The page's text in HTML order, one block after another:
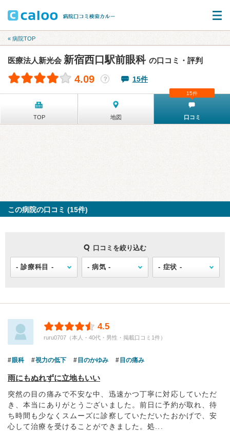
« 病院TOP
医療法人新光会 新宿西口駅前眼科 の口コミ・評判
4.09 ？ 15件
TOP 地図 口コミ
15件
この病院の口コミ (15件)
口コミを絞り込む
4.5
ruru0707（本人・40代・男性・掲載口コミ1件）
眼科 視力の低下 目のかゆみ 目の痛み
雨にもぬれずに立地もいい
突然の目の痛みで不安な中、迅速かつ丁寧に対応していただ
き、本当にありがとうございました。前日に予約が取れ、待
ち時間も少なくスムーズに診察していただいたおかげで、安
心して治療を受けることができました。処...